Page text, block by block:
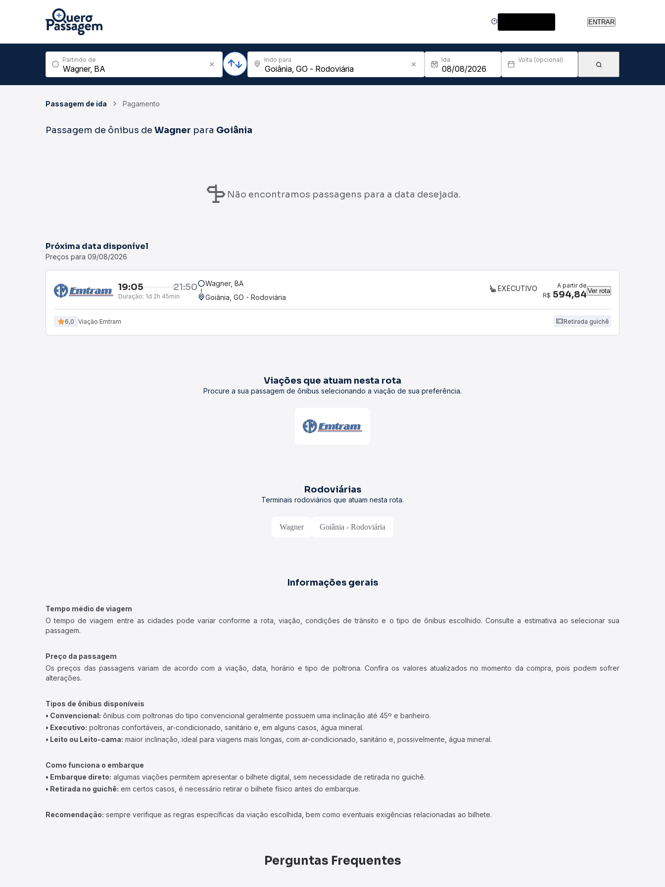
ENTRAR
Partindo de Indo para Ida Volta (opcional)
Passagem de ida Pagamento
Passagem de ônibus de Wagner para Goiânia
Não encontramos passagens para a data desejada.
Próxima data disponível
Preços para 09/08/2026
19:05 21:50
Duração: 1d 2h 45min
Wagner, BA
Goiânia, GO - Rodoviária
EXECUTIVO
A partir de
R$ 594,84 Ver rota
6,0 Viação Emtram Retirada guichê
Viações que atuam nesta rota
Procure a sua passagem de ônibus selecionando a viação de sua preferência.
Rodoviárias
Terminais rodoviários que atuam nesta rota.
Wagner Goiânia - Rodoviária
Informações gerais
Tempo médio de viagem
O tempo de viagem entre as cidades pode variar conforme a rota, viação, condições de trânsito e o tipo de ônibus escolhido. Consulte a estimativa ao selecionar sua
passagem.
Preço da passagem
Os preços das passagens variam de acordo com a viação, data, horário e tipo de poltrona. Confira os valores atualizados no momento da compra, pois podem sofrer
alterações.
Tipos de ônibus disponíveis
• Convencional: ônibus com poltronas do tipo convencional geralmente possuem uma inclinação até 45º e banheiro.
• Executivo: poltronas confortáveis, ar-condicionado, sanitário e, em alguns casos, água mineral.
• Leito ou Leito-cama: maior inclinação, ideal para viagens mais longas, com ar-condicionado, sanitário e, possivelmente, água mineral.
Como funciona o embarque
• Embarque direto: algumas viações permitem apresentar o bilhete digital, sem necessidade de retirada no guichê.
• Retirada no guichê: em certos casos, é necessário retirar o bilhete físico antes do embarque.
Recomendação: sempre verifique as regras específicas da viação escolhida, bem como eventuais exigências relacionadas ao bilhete.
Perguntas Frequentes